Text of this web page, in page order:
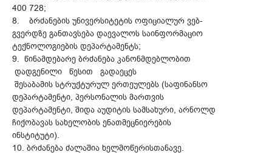
400 728;
8. ბრძანების უნივერსიტეტის ოფიციალურ ვებ-
გვერდზე განთავსება დაევალოს საინფორმაციო
ტექნოლოგიების დეპარტამენტს;
9. წინამდებარე ბრძანება კანონმდებლობით
დადგენილი წესით გადაეცეს
შესაბამის სტრუქტურულ ერთეულებს (საფინანსო
დეპარტამენტი, პერსონალის მართვის
დეპარტამენტი, შიდა აუდიტის სამსახური, არნოლდ
ჩიქობავას სახელობის ენათმეცნიერების
ინსტიტუტი).
10. ბრძანება ძალაშია ხელმოწერისთანავე.